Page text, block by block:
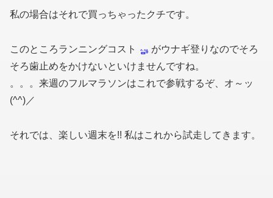
私の場合はそれで買っちゃったクチです。
このところランニングコスト
がウナギ登りなのでそろ
そろ歯止めをかけないといけませんですね。
。。。来週のフルマラソンはこれで参戦するぞ、オ～ッ
(^^)／
それでは、楽しい週末を!! 私はこれから試走してきます。